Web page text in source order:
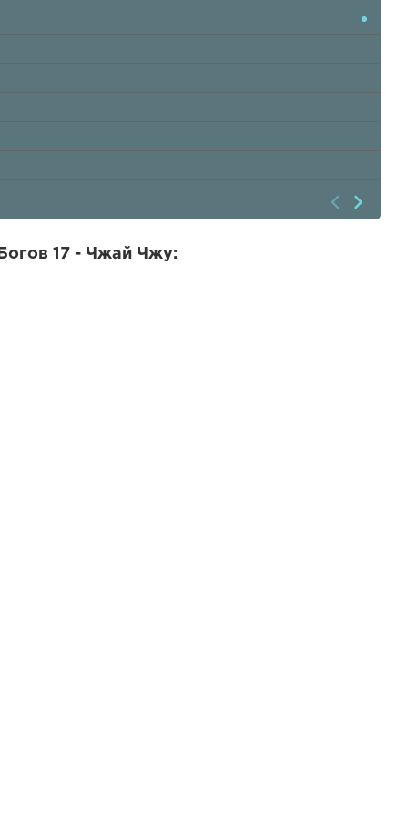
17 - Чжай Чжу: